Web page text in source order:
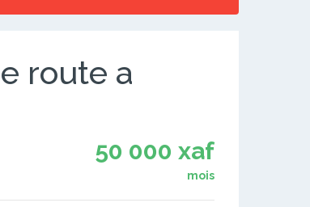
route a
50 000 xaf
mois